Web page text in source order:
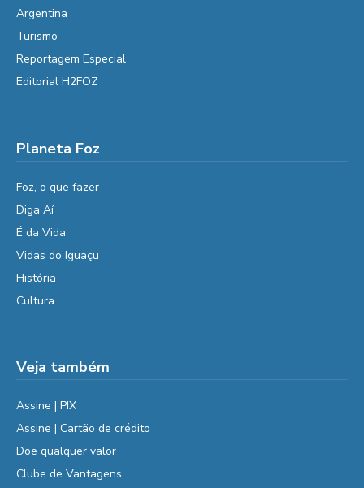
Argentina
Turismo
Reportagem Especial
Editorial H2FOZ
Planeta Foz
Foz, o que fazer
Diga Aí
É da Vida
Vidas do Iguaçu
História
Cultura
Veja também
Assine | PIX
Assine | Cartão de crédito
Doe qualquer valor
Clube de Vantagens